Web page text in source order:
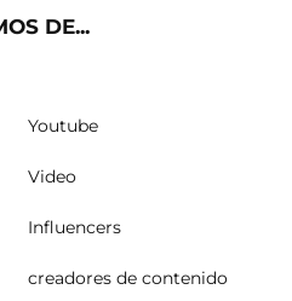
DE...
Youtube
Video
Influencers
creadores de contenido